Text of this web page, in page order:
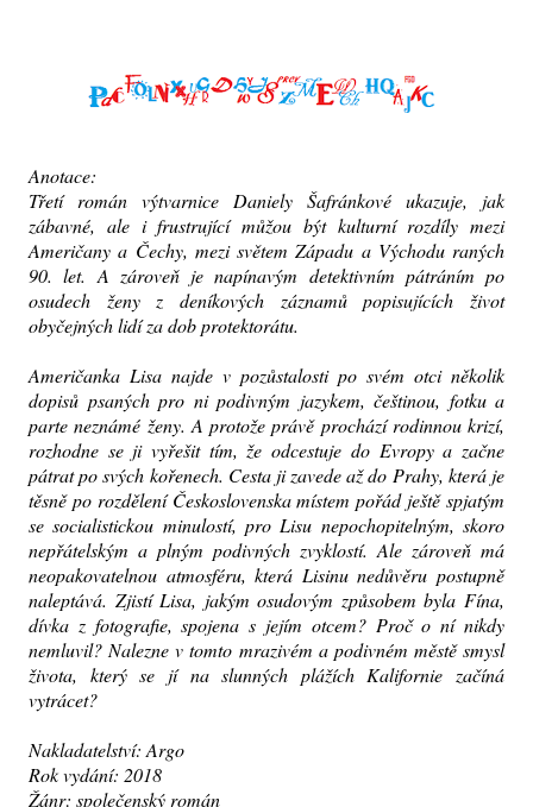
Anotace:
Třetí román výtvarnice Daniely Šafránkové ukazuje, jak
zábavné, ale i frustrující můžou být kulturní rozdíly mezi
Američany a Čechy, mezi světem Západu a Východu raných
90. let. A zároveň je napínavým detektivním pátráním po
osudech ženy z deníkových záznamů popisujících život
obyčejných lidí za dob protektorátu.
Američanka Lisa najde v pozůstalosti po svém otci několik
dopisů psaných pro ni podivným jazykem, češtinou, fotku a
parte neznámé ženy. A protože právě prochází rodinnou krizí,
rozhodne se ji vyřešit tím, že odcestuje do Evropy a začne
pátrat po svých kořenech. Cesta ji zavede až do Prahy, která je
těsně po rozdělení Československa místem pořád ještě spjatým
se socialistickou minulostí, pro Lisu nepochopitelným, skoro
nepřátelským a plným podivných zvyklostí. Ale zároveň má
neopakovatelnou atmosféru, která Lisinu nedůvěru postupně
naleptává. Zjistí Lisa, jakým osudovým způsobem byla Fína,
dívka z fotografie, spojena s jejím otcem? Proč o ní nikdy
nemluvil? Nalezne v tomto mrazivém a podivném městě smysl
života, který se jí na slunných plážích Kalifornie začíná
vytrácet?
Nakladatelství: Argo
Rok vydání: 2018
Žánr: společenský román